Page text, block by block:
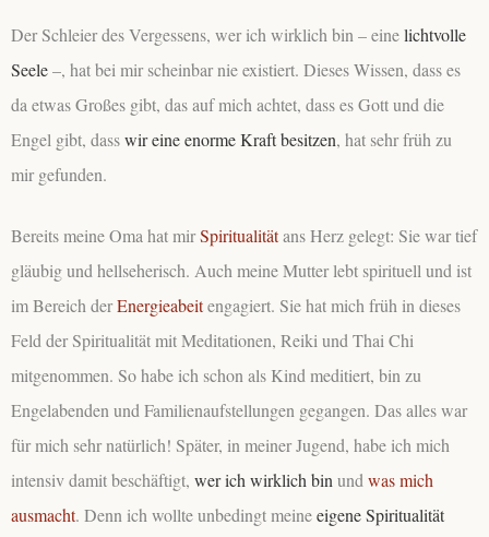
Der Schleier des Vergessens, wer ich wirklich bin – einelichtvolle
Seele–, hat bei mir scheinbar nie existiert. Dieses Wissen, dass es
da etwas Großes gibt, das auf mich achtet, dass es Gott und die
Engel gibt, dasswir eine enorme Kraft besitzen, hat sehr früh zu
mir gefunden.
Bereits meine Oma hat mirSpiritualitätans Herz gelegt: Sie war tief
gläubig und hellseherisch. Auch meine Mutter lebt spirituell und ist
im Bereich derEnergieabeitengagiert. Sie hat mich früh in dieses
Feld der Spiritualität mit Meditationen, Reiki und Thai Chi
mitgenommen. So habe ich schon als Kind meditiert, bin zu
Engelabenden und Familienaufstellungen gegangen. Das alles war
für mich sehr natürlich! Später, in meiner Jugend, habe ich mich
intensiv damit beschäftigt, wer ich wirklich bin und was mich
ausmacht. Denn ich wollte unbedingt meineeigene Spiritualität